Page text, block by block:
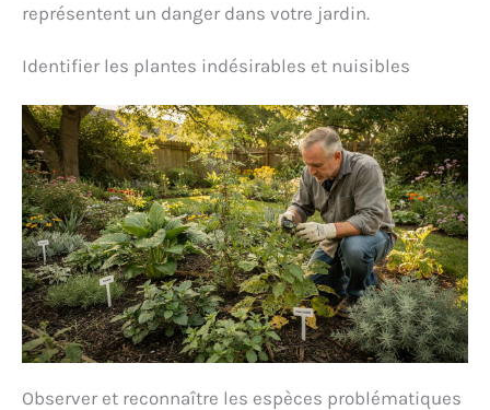
représentent un danger dans votre jardin.
Identifier les plantes indésirables et nuisibles
Observer et reconnaître les espèces problématiques